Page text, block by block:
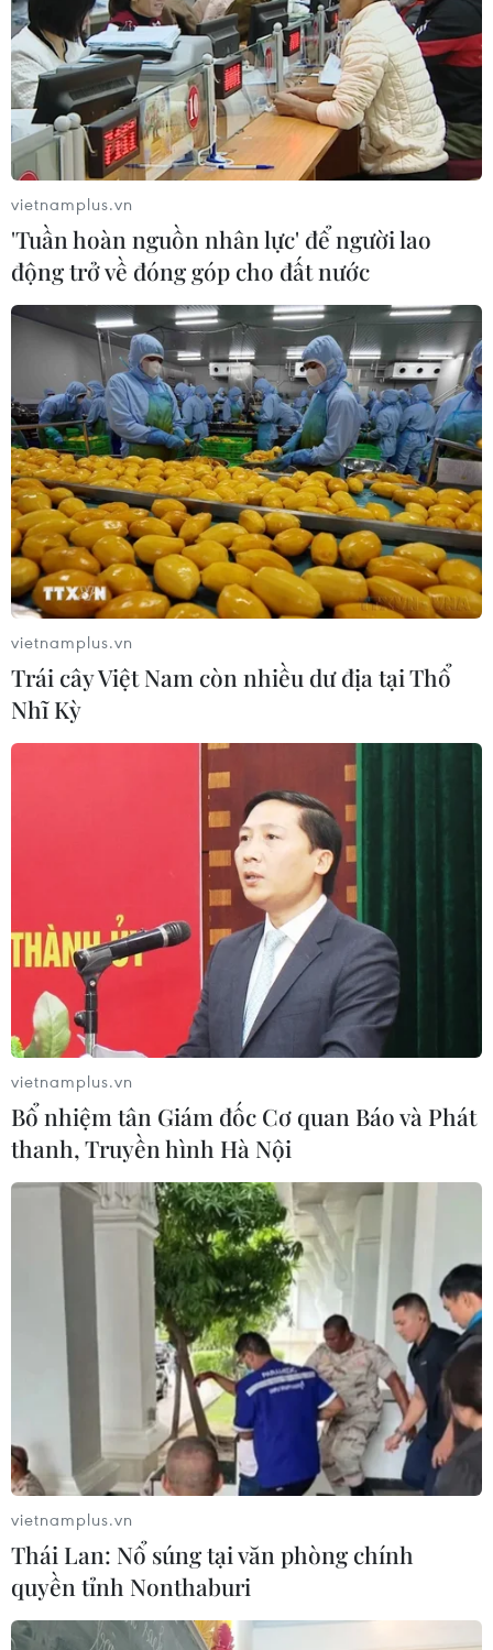
Theo bị cáo Châu Thị Thu Nga, bị cáo này không lừa
đảo và có nguyện vọng triển khai dự án B5 Cầu Diễn.
Housing đã có đối tác để tiếp tục triển khai dự án.
vietnamplus.vn
'Tuần hoàn nguồn nhân lực' để người lao
động trở về đóng góp cho đất nước
vietnamplus.vn
Trái cây Việt Nam còn nhiều dư địa tại Thổ
Nhĩ Kỳ
vietnamplus.vn
Bổ nhiệm tân Giám đốc Cơ quan Báo và Phát
thanh, Truyền hình Hà Nội
vietnamplus.vn
Thái Lan: Nổ súng tại văn phòng chính
quyền tỉnh Nonthaburi